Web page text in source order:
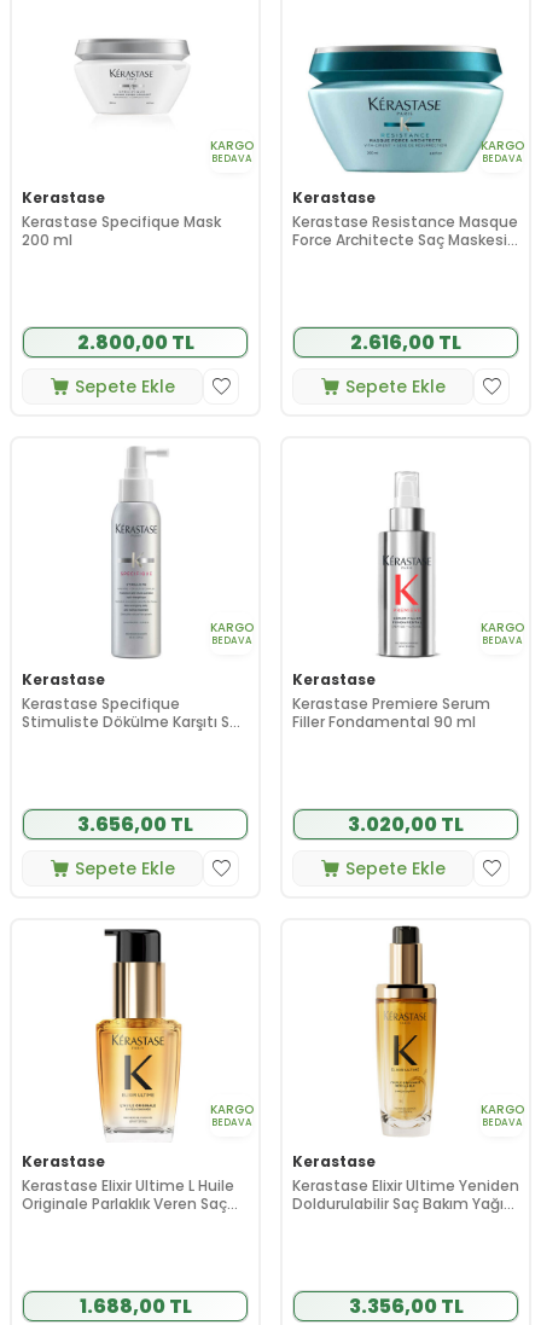
KARGO
BEDAVA
Kerastase
Kerastase Specifique Mask
200 ml
2.800,00 TL
Sepete Ekle
KARGO
BEDAVA
Kerastase
Kerastase Resistance Masque
Force Architecte Saç Maskesi
2.616,00 TL
Sepete Ekle
KARGO
BEDAVA
Kerastase
Kerastase Specifique
Stimuliste Dökülme Karşıtı Saç
3.656,00 TL
Sepete Ekle
KARGO
BEDAVA
Kerastase
Kerastase Premiere Serum
Filler Fondamental 90 ml
3.020,00 TL
Sepete Ekle
KARGO
BEDAVA
Kerastase
Kerastase Elixir Ultime L Huile
Originale Parlaklık Veren Saç
1.688,00 TL
KARGO
BEDAVA
Kerastase
Kerastase Elixir Ultime Yeniden
Doldurulabilir Saç Bakım Yağı
3.356,00 TL